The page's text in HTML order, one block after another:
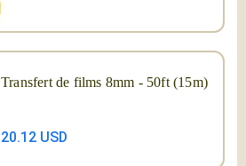
Transfert de films 8mm - 50ft (15m)
20.12 USD